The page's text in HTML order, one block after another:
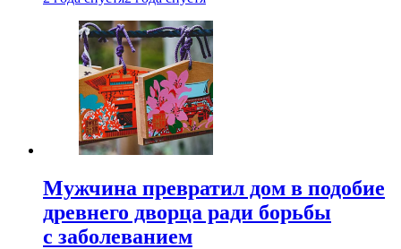
Мужчина превратил дом в подобие
древнего дворца ради борьбы
с заболеванием